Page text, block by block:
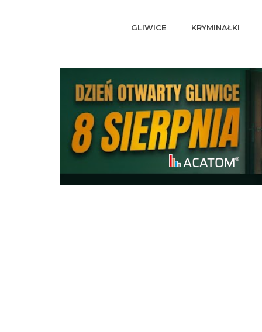
GLIWICE KRYMINAŁKI